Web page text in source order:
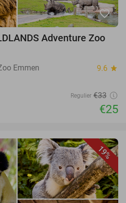
favorite_border
Adventure Zoo
Emmen 9.6 star
Regulier €33
€25
19%